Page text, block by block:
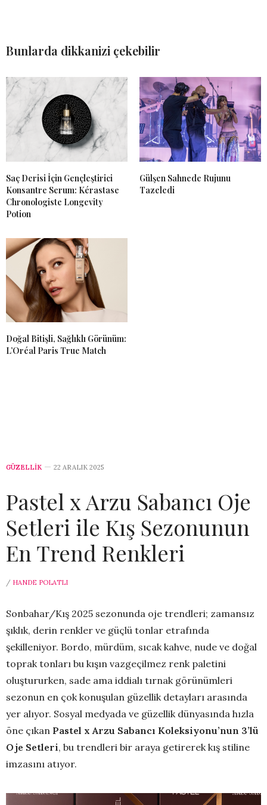
Bunlarda dikkanizi çekebilir
Saç Derisi İçin Gençleştirici
Konsantre Serum: Kérastase
Chronologiste Longevity
Potion
Gülşen Sahnede Rujunu
Tazeledi
Doğal Bitişli, Sağlıklı Görünüm:
L’Oréal Paris True Match
GÜZELLİK 22 ARALIK 2025
Pastel x Arzu Sabancı Oje
Setleri ile Kış Sezonunun
En Trend Renkleri
/ HANDE POLATLI
Sonbahar/Kış 2025 sezonunda oje trendleri; zamansız
şıklık, derin renkler ve güçlü tonlar etrafında
şekilleniyor. Bordo, mürdüm, sıcak kahve, nude ve doğal
toprak tonları bu kışın vazgeçilmez renk paletini
oluştururken, sade ama iddialı tırnak görünümleri
sezonun en çok konuşulan güzellik detayları arasında
yer alıyor. Sosyal medyada ve güzellik dünyasında hızla
öne çıkan Pastel x Arzu Sabancı Koleksiyonu’nun 3’lü
Oje Setleri, bu trendleri bir araya getirerek kış stiline
imzasını atıyor.